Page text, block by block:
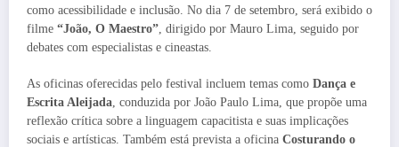
como acessibilidade e inclusão. No dia 7 de setembro, será exibido o
filme “João, O Maestro”, dirigido por Mauro Lima, seguido por
debates com especialistas e cineastas.
As oficinas oferecidas pelo festival incluem temas como Dança e
Escrita Aleijada , conduzida por João Paulo Lima, que propõe uma
reflexão crítica sobre a linguagem capacitista e suas implicações
sociais e artísticas. Também está prevista a oficina Costurando o